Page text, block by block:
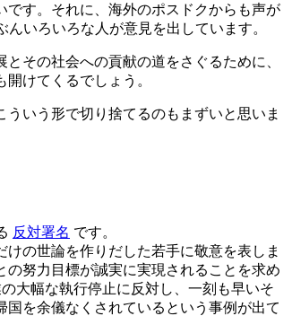
す。それに、海外のポスドクからも声が
いろいろな人が意見を出しています。
その社会への貢献の道をさぐるために、
けてくるでしょう。
いう形で切り捨てるのもまずいと思いま
反対署名 です。
の世論を作りだした若手に敬意を表しま
努力目標が誠実に実現されることを求め
大幅な執行停止に反対し、一刻も早いそ
を余儀なくされているという事例が出て